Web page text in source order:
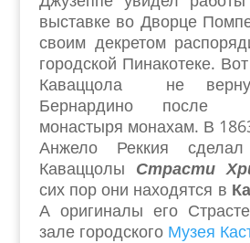
выставке во Дворце
своим декретом
городской Пинакотеке.
Каваццола не
Бернардино после
монастыря монахам. В
Анжело Реккия
Каваццолы Страсти
сих пор они находятся в
А оригиналы его
зале городского Музея